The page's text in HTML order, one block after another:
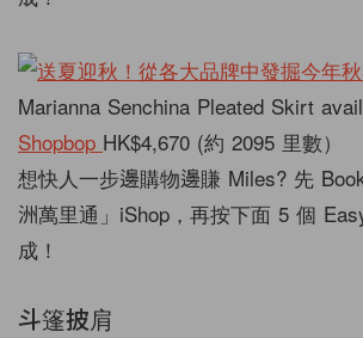
Marianna Senchina Pleated Skirt
Shopbop HK$4,670 (約 2095 里數）
想快人一步邊購物邊賺 Miles? 先
洲萬里通」iShop，再按下面 5 個
成！
斗篷披肩